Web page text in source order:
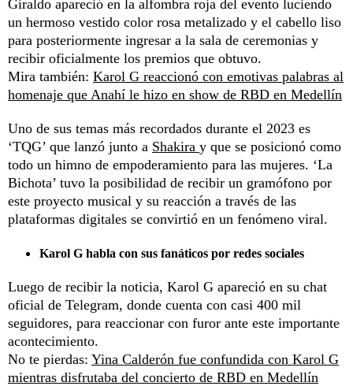
Giraldo apareció en la alfombra roja del evento luciendo
un hermoso vestido color rosa metalizado y el cabello liso
para posteriormente ingresar a la sala de ceremonias y
recibir oficialmente los premios que obtuvo.
Mira también: Karol G reaccionó con emotivas palabras al
homenaje que Anahí le hizo en show de RBD en Medellín
Uno de sus temas más recordados durante el 2023 es
‘TQG’ que lanzó junto a Shakira y que se posicionó como
todo un himno de empoderamiento para las mujeres. ‘La
Bichota’ tuvo la posibilidad de recibir un gramófono por
este proyecto musical y su reacción a través de las
plataformas digitales se convirtió en un fenómeno viral.
Karol G habla con sus fanáticos por redes sociales
Luego de recibir la noticia, Karol G apareció en su chat
oficial de Telegram, donde cuenta con casi 400 mil
seguidores, para reaccionar con furor ante este importante
acontecimiento.
No te pierdas: Yina Calderón fue confundida con Karol G
mientras disfrutaba del concierto de RBD en Medellín